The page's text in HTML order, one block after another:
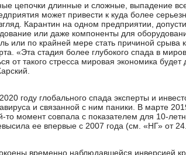
цепочки длинные и сложные, выпадение
может привести к куда более
Карантин на одном предприятии,
или даже компоненты для
или по крайней мере стать причиной срыва
«Эта стадия более глубокого спада в
от такого стресса мировая экономика будет
году глобального спада эксперты и
и связанной с ним паники. В марте
то момент совпала с показателем для 10-
ее впервые с 2007 года (см. «НГ» от
временно наблюдавшейся инверсией